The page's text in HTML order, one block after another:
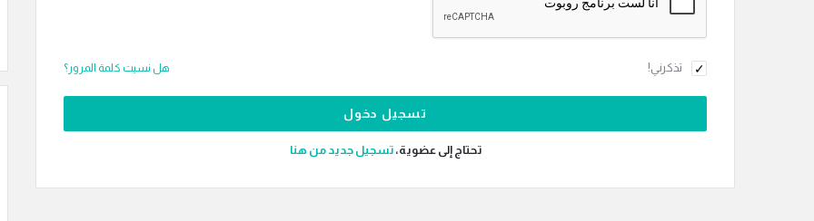
تذكرني! هل نسيت كلمة المرور؟
تحتاج إلى عضوية،‫تسجيل جديد من هنا